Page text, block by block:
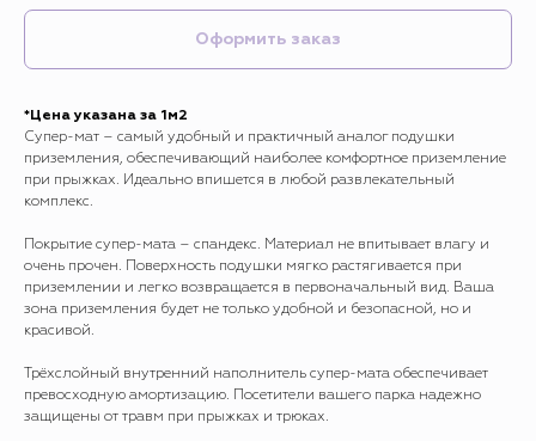
Оформить заказ
*Цена указана за 1м2
Супер-мат – самый удобный и практичный аналог подушки
приземления, обеспечивающий наиболее комфортное приземление
при прыжках. Идеально впишется в любой развлекательный
комплекс.
Покрытие супер-мата – спандекс. Материал не впитывает влагу и
очень прочен. Поверхность подушки мягко растягивается при
приземлении и легко возвращается в первоначальный вид. Ваша
зона приземления будет не только удобной и безопасной, но и
красивой.
Трёхслойный внутренний наполнитель супер-мата обеспечивает
превосходную амортизацию. Посетители вашего парка надежно
защищены от травм при прыжках и трюках.